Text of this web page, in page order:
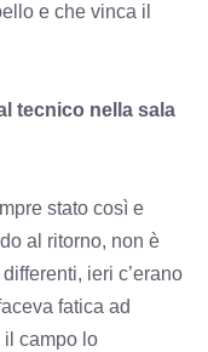
e che vinca il
tecnico nella sala
stato così e
al ritorno, non è
ieri c’erano
fatica ad
il campo lo